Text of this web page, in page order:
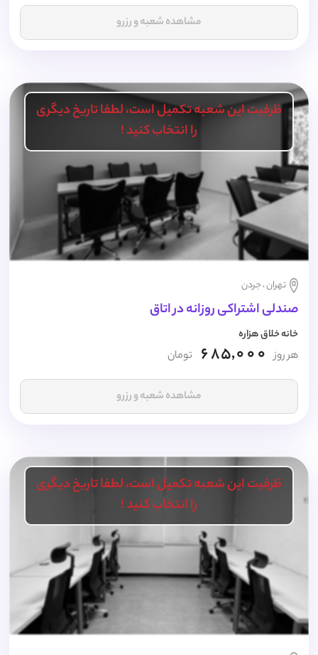
مشاهده شعبه و رزرو
ظرفیت این شعبه تکمیل است، لطفا تاریخ دیگری
را انتخاب کنید !
تهران ، جردن
صندلی اشتراکی روزانه در اتاق
خانه خلاق هزاره
هر روز 685,000 تومان
مشاهده شعبه و رزرو
ظرفیت این شعبه تکمیل است، لطفا تاریخ دیگری
را انتخاب کنید !